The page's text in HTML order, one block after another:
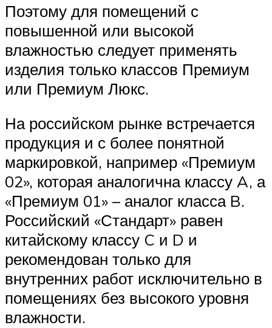
Поэтому для помещений с
повышенной или высокой
влажностью следует применять
изделия только классов Премиум
или Премиум Люкс.
На российском рынке встречается
продукция и с более понятной
маркировкой, например «Премиум
02», которая аналогична классу A, а
«Премиум 01» – аналог класса B.
Российский «Стандарт» равен
китайскому классу C и D и
рекомендован только для
внутренних работ исключительно в
помещениях без высокого уровня
влажности.